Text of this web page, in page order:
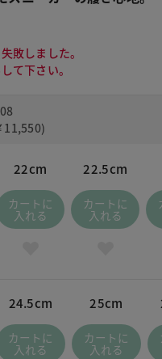
敗しました。
て下さい。
11,550)
22cm
カートに
入れる
22.5cm
カートに
入れる
24.5cm
カートに
入れる
25cm
カートに
入れる